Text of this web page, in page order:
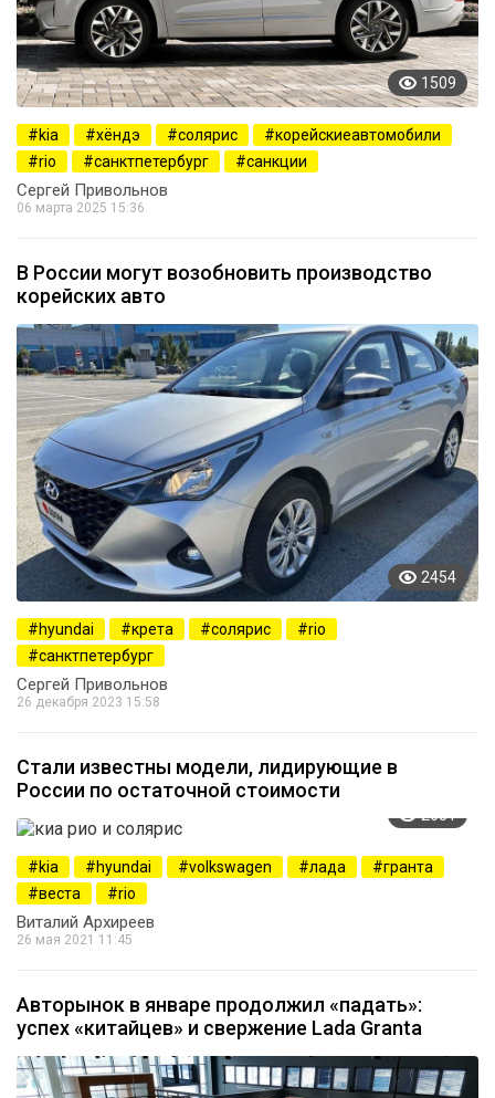
1509
kia хёндэ солярис
корейскиеавтомобили
rio
санктпетербург санкции
Сергей Привольнов
06 марта 2025 15:36
В России могут возобновить производство
корейских авто
2454
hyundai крета солярис
rio
санктпетербург
Сергей Привольнов
26 декабря 2023 15:58
Стали известны модели, лидирующие в
России по остаточной стоимости
2681
kia hyundai volkswagen лада
гранта
веста
rio
Виталий Архиреев
26 мая 2021 11:45
Авторынок в январе продолжил «падать»:
успех «китайцев» и свержение Lada Granta